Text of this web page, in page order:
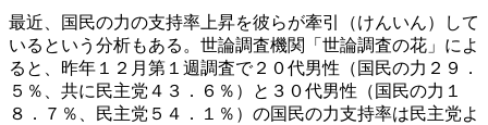
最近、国民の力の支持率上昇を彼らが牽引（けんいん）して
いるという分析もある。世論調査機関「世論調査の花」によ
ると、昨年１２月第１週調査で２０代男性（国民の力２９．
５％、共に民主党４３．６％）と３０代男性（国民の力１
８．７％、民主党５４．１％）の国民の力支持率は民主党よ